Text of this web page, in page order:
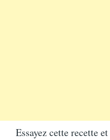
Essayez cette recette et